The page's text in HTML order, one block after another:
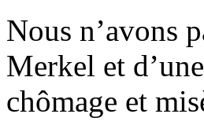
Nous n’avons
Merkel et
chômage et